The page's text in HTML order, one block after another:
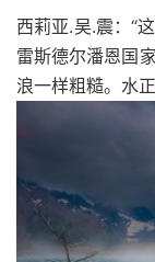
西莉亚.吴.震：“
雷斯德尔潘恩国
浪一样粗糙。水